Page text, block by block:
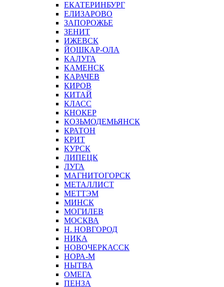
ЕКАТЕРИНБУРГ
ЕЛИЗАРОВО
ЗАПОРОЖЬЕ
ЗЕНИТ
ИЖЕВСК
ЙОШКАР-ОЛА
КАЛУГА
КАМЕНСК
КАРАЧЕВ
КИРОВ
КИТАЙ
КЛАСС
КНОКЕР
КОЗЬМОДЕМЬЯНСК
КРАТОН
КРИТ
КУРСК
ЛИПЕЦК
ЛУГА
МАГНИТОГОРСК
МЕТАЛЛИСТ
МЕТТЭМ
МИНСК
МОГИЛЕВ
МОСКВА
Н. НОВГОРОД
НИКА
НОВОЧЕРКАССК
НОРА-М
НЫТВА
ОМЕГА
ПЕНЗА